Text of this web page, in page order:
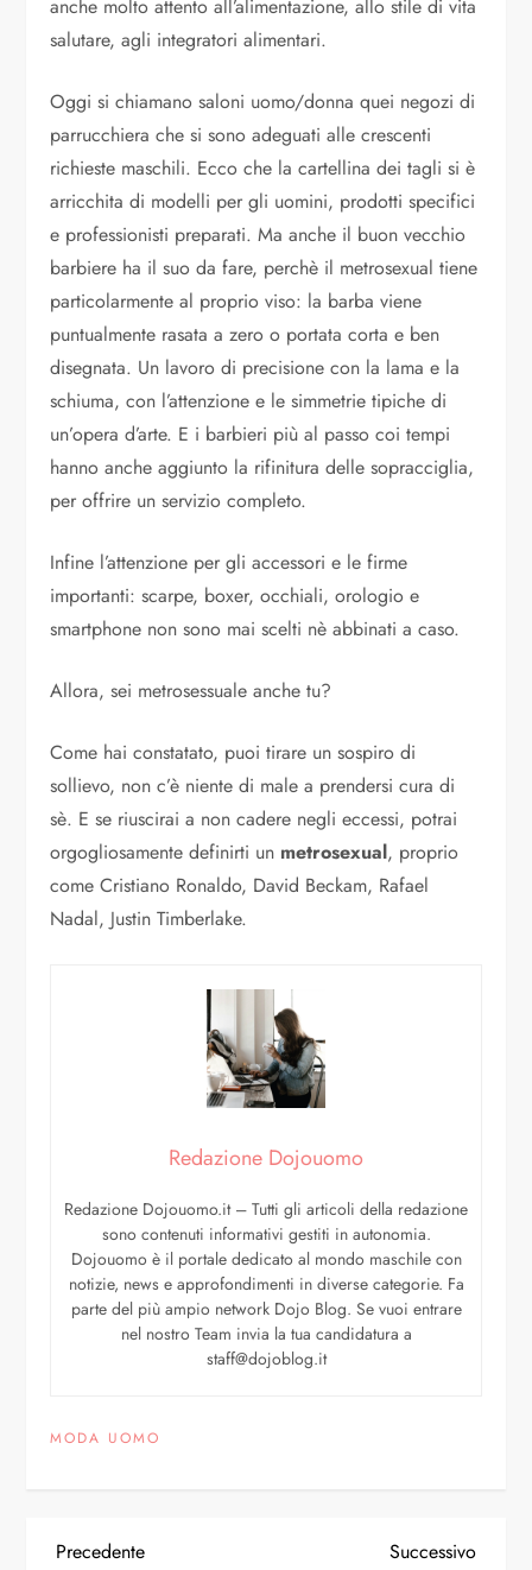
anche molto attento all’alimentazione, allo stile di vita
salutare, agli integratori alimentari.
Oggi si chiamano saloni uomo/donna quei negozi di
parrucchiera che si sono adeguati alle crescenti
richieste maschili. Ecco che la cartellina dei tagli si è
arricchita di modelli per gli uomini, prodotti specifici
e professionisti preparati. Ma anche il buon vecchio
barbiere ha il suo da fare, perchè il metrosexual tiene
particolarmente al proprio viso: la barba viene
puntualmente rasata a zero o portata corta e ben
disegnata. Un lavoro di precisione con la lama e la
schiuma, con l’attenzione e le simmetrie tipiche di
un’opera d’arte. E i barbieri più al passo coi tempi
hanno anche aggiunto la rifinitura delle sopracciglia,
per offrire un servizio completo.
Infine l’attenzione per gli accessori e le firme
importanti: scarpe, boxer, occhiali, orologio e
smartphone non sono mai scelti nè abbinati a caso.
Allora, sei metrosessuale anche tu?
Come hai constatato, puoi tirare un sospiro di
sollievo, non c’è niente di male a prendersi cura di
sè. E se riuscirai a non cadere negli eccessi, potrai
orgogliosamente definirti un metrosexual, proprio
come Cristiano Ronaldo, David Beckam, Rafael
Nadal, Justin Timberlake.
Redazione Dojouomo
Redazione Dojouomo.it – Tutti gli articoli della redazione
sono contenuti informativi gestiti in autonomia.
Dojouomo è il portale dedicato al mondo maschile con
notizie, news e approfondimenti in diverse categorie. Fa
parte del più ampio network Dojo Blog. Se vuoi entrare
nel nostro Team invia la tua candidatura a
staff@dojoblog.it
MODA UOMO
Precedente
Successivo